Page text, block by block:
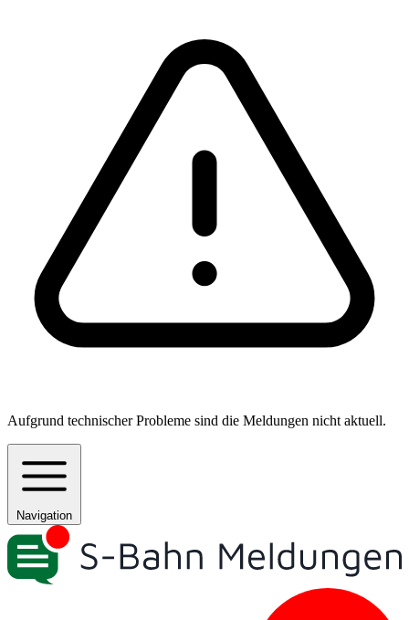
Aufgrund technischer Probleme sind die Meldungen nicht aktuell.
Navigation